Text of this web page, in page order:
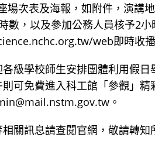
場次表及海報，如附件，演講
數，以及參加公務人員核予2
web即時收播
級學校師生安排團體利用假
則可免費進入科工館「參觀」
。
關訊息請查閱官網，敬請轉知